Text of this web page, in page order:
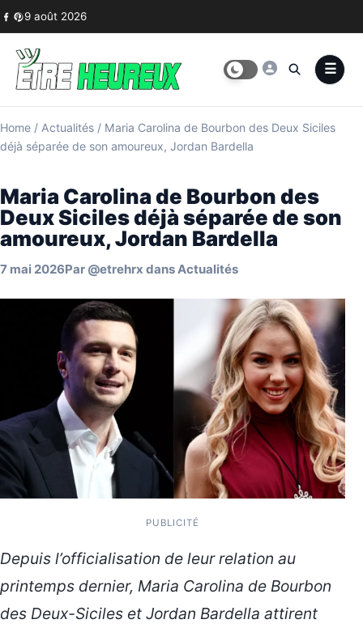
Skip to content
9 août 2026
Home / Actualités / Maria Carolina de Bourbon des Deux Siciles
déjà séparée de son amoureux, Jordan Bardella
Maria Carolina de Bourbon des
Deux Siciles déjà séparée de son
amoureux, Jordan Bardella
7 mai 2026Par @etrehrx dansActualités
PUBLICITÉ
Depuis l’officialisation de leur relation au
printemps dernier, Maria Carolina de Bourbon
des Deux-Siciles et Jordan Bardella attirent